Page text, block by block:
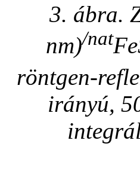
3. ábra.
nm)/nat
röntgen-
irányú,